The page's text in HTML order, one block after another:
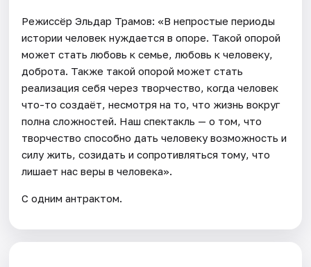
Режиссёр Эльдар Трамов: «В непростые периоды
истории человек нуждается в опоре. Такой опорой
может стать любовь к семье, любовь к человеку,
доброта. Также такой опорой может стать
реализация себя через творчество, когда человек
что-то создаёт, несмотря на то, что жизнь вокруг
полна сложностей. Наш спектакль — о том, что
творчество способно дать человеку возможность и
силу жить, созидать и сопротивляться тому, что
лишает нас веры в человека».
С одним антрактом.